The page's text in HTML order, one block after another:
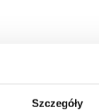
Szczegóły